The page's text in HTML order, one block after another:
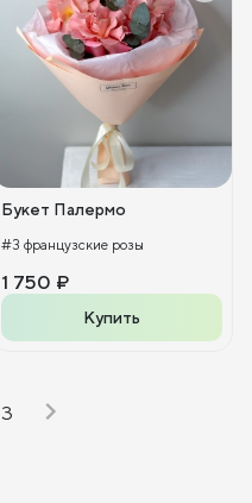
Букет Палермо
#3 французские розы
1 750 ₽
Купить
3